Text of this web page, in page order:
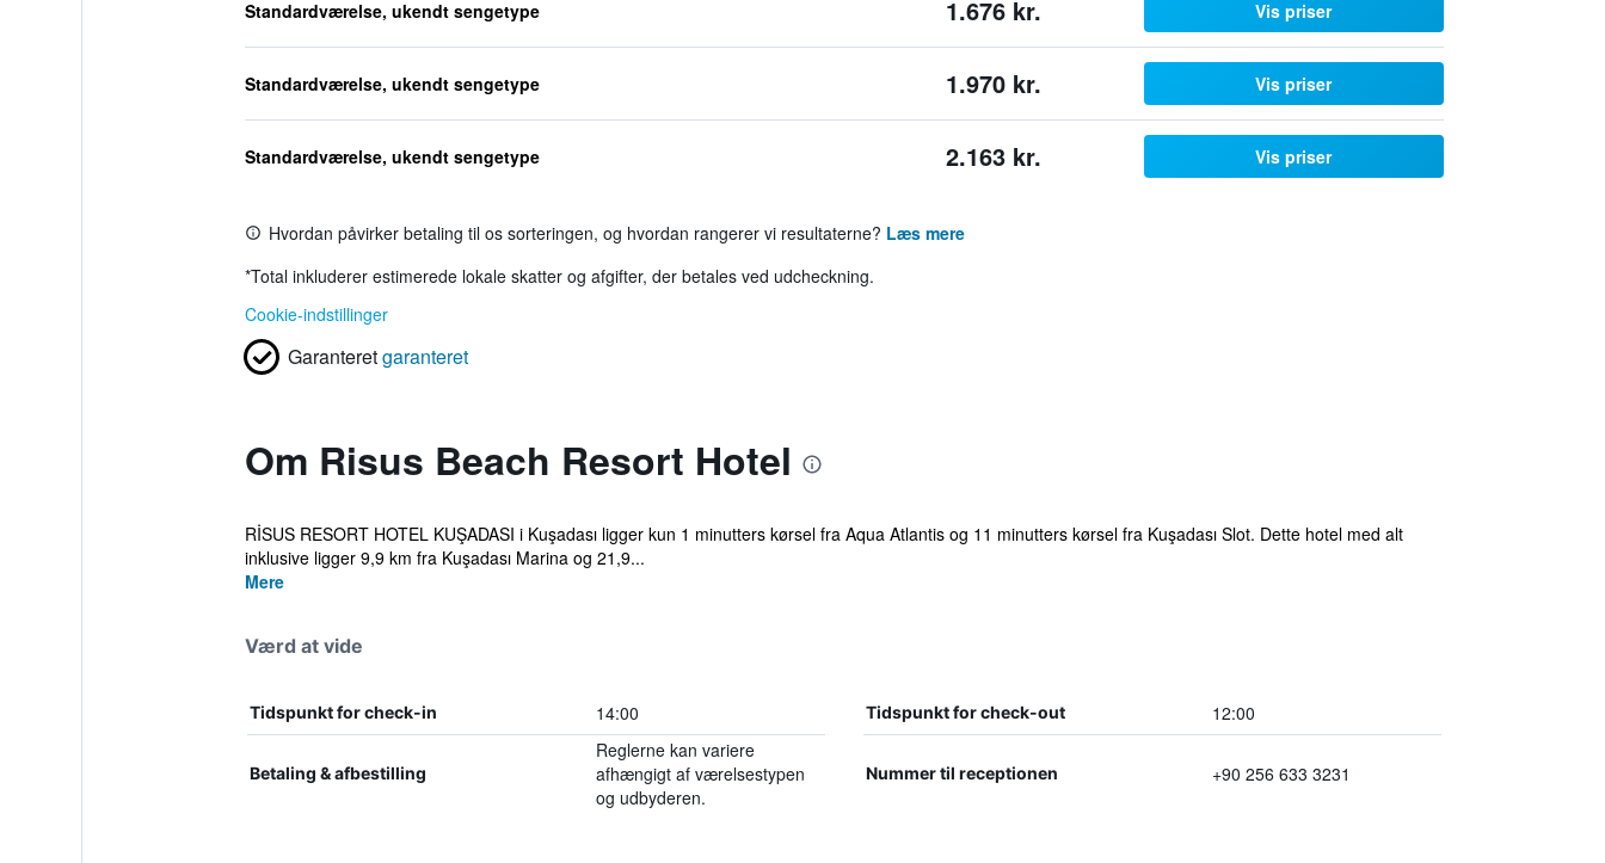
Standardværelse, ukendt sengetype 1.676 kr. Vis priser
Standardværelse, ukendt sengetype 1.970 kr. Vis priser
Standardværelse, ukendt sengetype 2.163 kr. Vis priser
Hvordan påvirker betaling til os sorteringen, og hvordan rangerer vi resultaterne? Læs mere
*Total inkluderer estimerede lokale skatter og afgifter, der betales ved udcheckning.
Cookie-indstillinger
Garanteretgaranteret
Om Risus Beach Resort Hotel
RİSUS RESORT HOTEL KUŞADASI i Kuşadası ligger kun 1 minutters kørsel fra Aqua Atlantis og 11 minutters kørsel fra Kuşadası Slot. Dette hotel med alt
inklusive ligger 9,9 km fra Kuşadası Marina og 21,9...
Mere
Værd at vide
Tidspunkt for check-in 14:00 Tidspunkt for check-out 12:00
Betaling & afbestilling
Reglerne kan variere
afhængigt af værelsestypen
og udbyderen.
Nummer til receptionen +90 256 633 3231